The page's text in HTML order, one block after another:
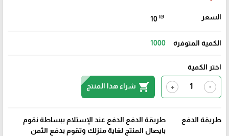
السعر 10 ₪
الكمية المتوفرة 1000
اختر الكمية
-
+
shopping_cart شراء هذا المنتج
طريقة الدفع
طريقة الدفع الدفع عند الإستلام ببساطة نقوم
بايصال المنتج لغاية منزلك وتقوم بدفع الثمن